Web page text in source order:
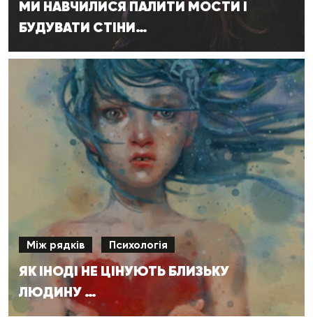
МИ НАВЧИЛИСЯ ПАЛИТИ МОСТИ І
БУДУВАТИ СТІНИ…
Між рядків Психологія
ЯК ІНОДІ НЕ ЦІНУЮТЬ БЛИЗЬКУ
ЛЮДИНУ …